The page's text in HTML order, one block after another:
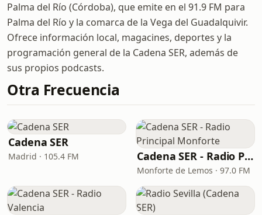
Palma del Río (Córdoba), que emite en el 91.9 FM para
Palma del Río y la comarca de la Vega del Guadalquivir.
Ofrece información local, magacines, deportes y la
programación general de la Cadena SER, además de
sus propios podcasts.
Otra Frecuencia
Cadena SER
Madrid · 105.4 FM Cadena SER - Radio Principal Monforte
Monforte de Lemos · 97.0 FM